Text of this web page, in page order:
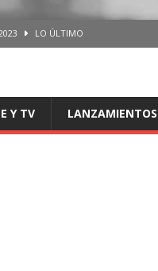
LO ÚLTIMO
Y TV LANZAMIENTOS